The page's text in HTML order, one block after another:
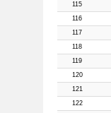
115
116
117
118
119
120
121
122